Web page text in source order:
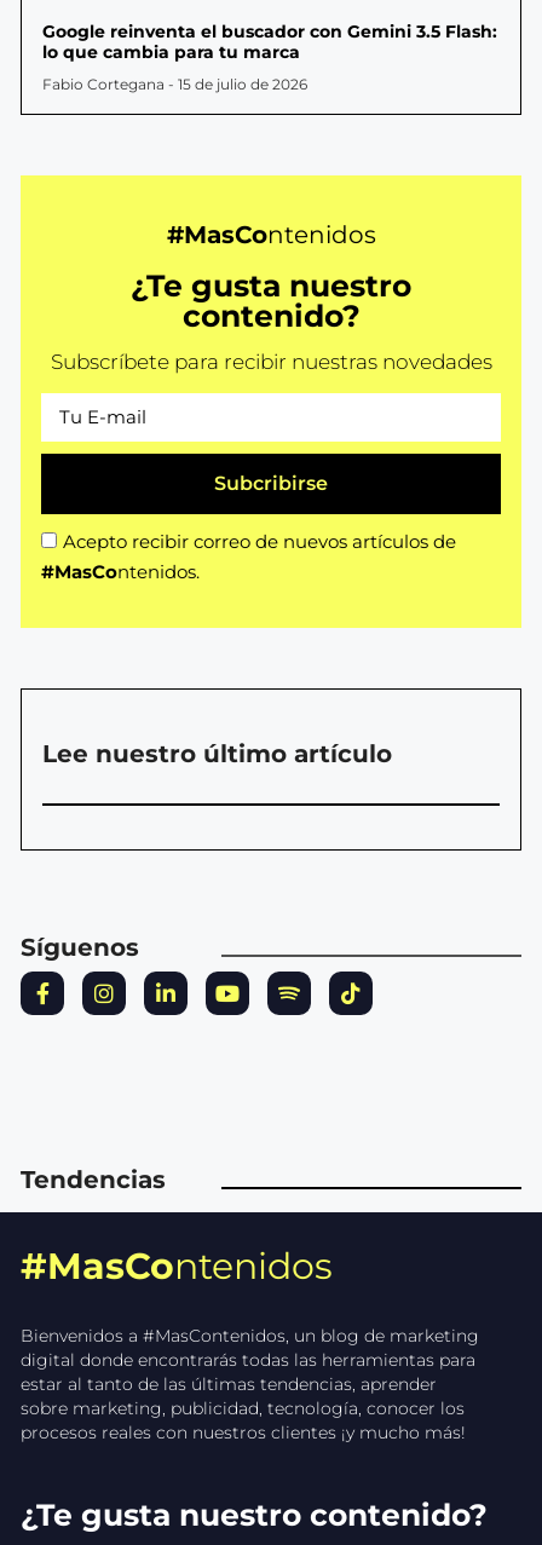
Google reinventa el buscador con Gemini 3.5 Flash:
lo que cambia para tu marca
Fabio Cortegana 15 de julio de 2026
#MasContenidos
¿Te gusta nuestro
contenido?
Subscríbete para recibir nuestras novedades
Acepto recibir correo de nuevos artículos de
#MasContenidos.
Subcribirse
Lee nuestro último artículo
Síguenos
Tendencias
#MasContenidos
Bienvenidos a #MasContenidos, un blog de marketing
digital donde encontrarás todas las herramientas para
estar al tanto de las últimas tendencias, aprender
sobre marketing, publicidad, tecnología, conocer los
procesos reales con nuestros clientes ¡y mucho más!
¿Te gusta nuestro contenido?